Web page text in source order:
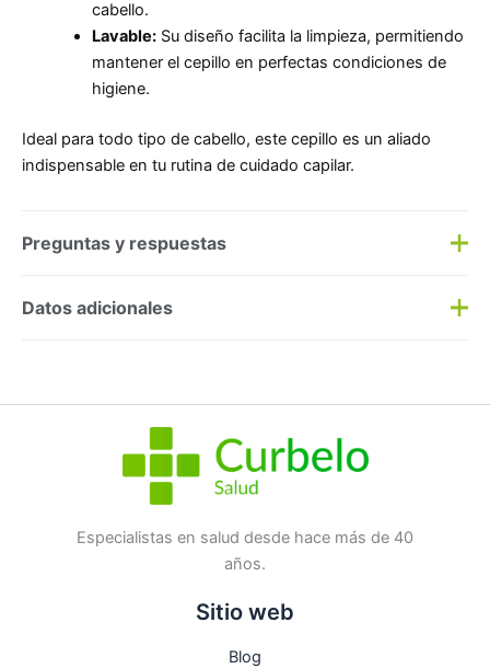
cabello.
Lavable:Su diseño facilita la limpieza, permitiendo
mantener el cepillo en perfectas condiciones de
higiene.
Ideal para todo tipo de cabello, este cepillo es un aliado
indispensable en tu rutina de cuidado capilar.
Preguntas y respuestas
Preguntas y respuestas
No hay preguntas todavía
Datos adicionales
Especialistas en salud desde hace más de 40
años.
Sitio web
Blog